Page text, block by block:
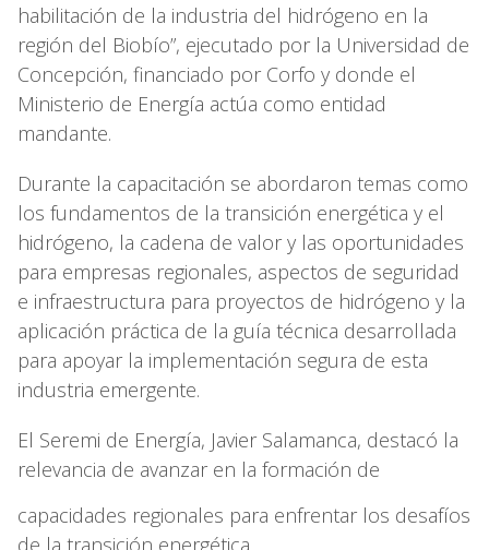
habilitación de la industria del hidrógeno en la
región del Biobío”, ejecutado por la Universidad de
Concepción, financiado por Corfo y donde el
Ministerio de Energía actúa como entidad
mandante.
Durante la capacitación se abordaron temas como
los fundamentos de la transición energética y el
hidrógeno, la cadena de valor y las oportunidades
para empresas regionales, aspectos de seguridad
e infraestructura para proyectos de hidrógeno y la
aplicación práctica de la guía técnica desarrollada
para apoyar la implementación segura de esta
industria emergente.
El Seremi de Energía, Javier Salamanca, destacó la
relevancia de avanzar en la formación de
capacidades regionales para enfrentar los desafíos
de la transición energética.